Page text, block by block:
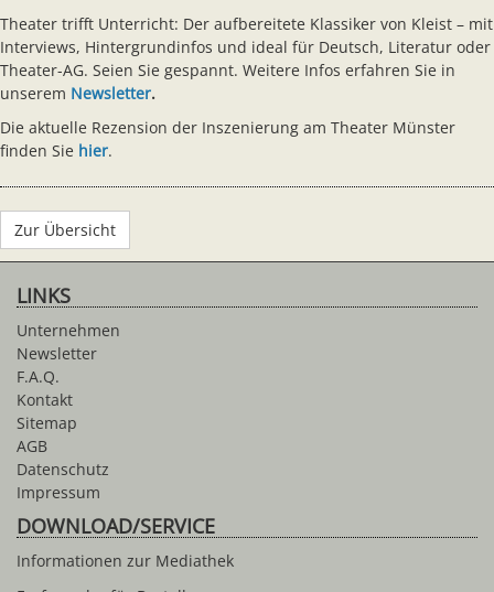
Theater trifft Unterricht: Der aufbereitete Klassiker von Kleist – mit
Interviews, Hintergrundinfos und ideal für Deutsch, Literatur oder
Theater-AG. Seien Sie gespannt. Weitere Infos erfahren Sie in
unserem Newsletter.
Die aktuelle Rezension der Inszenierung am Theater Münster
finden Sie hier.
Zur Übersicht
LINKS
Unternehmen
Newsletter
F.A.Q.
Kontakt
Sitemap
AGB
Datenschutz
Impressum
DOWNLOAD/SERVICE
Informationen zur Mediathek